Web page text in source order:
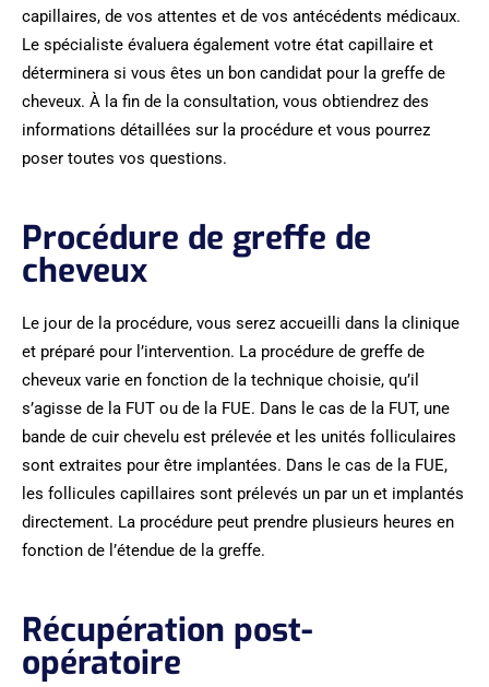
capillaires, de vos attentes et de vos antécédents médicaux.
Le spécialiste évaluera également votre état capillaire et
déterminera si vous êtes un bon candidat pour la greffe de
cheveux. À la fin de la consultation, vous obtiendrez des
informations détaillées sur la procédure et vous pourrez
poser toutes vos questions.
Procédure de greffe de
cheveux
Le jour de la procédure, vous serez accueilli dans la clinique
et préparé pour l’intervention. La procédure de greffe de
cheveux varie en fonction de la technique choisie, qu’il
s’agisse de la FUT ou de la FUE. Dans le cas de la FUT, une
bande de cuir chevelu est prélevée et les unités folliculaires
sont extraites pour être implantées. Dans le cas de la FUE,
les follicules capillaires sont prélevés un par un et implantés
directement. La procédure peut prendre plusieurs heures en
fonction de l’étendue de la greffe.
Récupération post-
opératoire